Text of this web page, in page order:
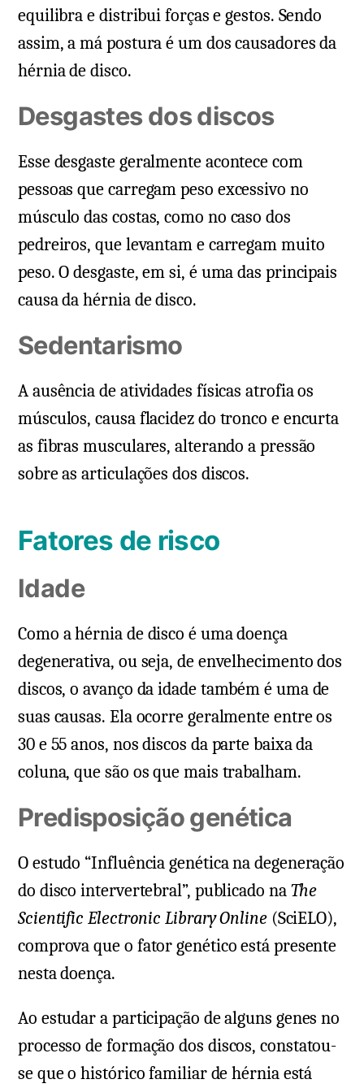
equilibra e distribui forças e gestos. Sendo
assim, a má postura é um dos causadores da
hérnia de disco.
Desgastes dos discos
Esse desgaste geralmente acontece com
pessoas que carregam peso excessivo no
músculo das costas, como no caso dos
pedreiros, que levantam e carregam muito
peso. O desgaste, em si, é uma das principais
causa da hérnia de disco.
Sedentarismo
A ausência de atividades físicas atrofia os
músculos, causa flacidez do tronco e encurta
as fibras musculares, alterando a pressão
sobre as articulações dos discos.
Fatores de risco
Idade
Como a hérnia de disco é uma doença
degenerativa, ou seja, de envelhecimento dos
discos, o avanço da idade também é uma de
suas causas. Ela ocorre geralmente entre os
30 e 55 anos, nos discos da parte baixa da
coluna, que são os que mais trabalham.
Predisposição genética
O estudo “Influência genética na degeneração
do disco intervertebral”, publicado naThe
Scientific Electronic Library Online(SciELO),
comprova que o fator genético está presente
nesta doença.
Ao estudar a participação de alguns genes no
processo de formação dos discos, constatou-
se que o histórico familiar de hérnia está